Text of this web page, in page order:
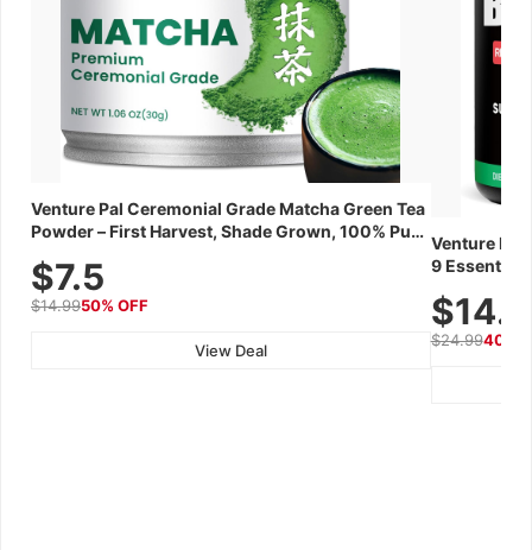
Venture Pal Ceremonial Grade Matcha Green Tea
Powder – First Harvest, Shade Grown, 100% Pure
Gluten-Free, 30g Tin
$7.5
$14.9950% OFF
View Deal
Venture Pal
9 Essential
Recovery,
$24.9940%